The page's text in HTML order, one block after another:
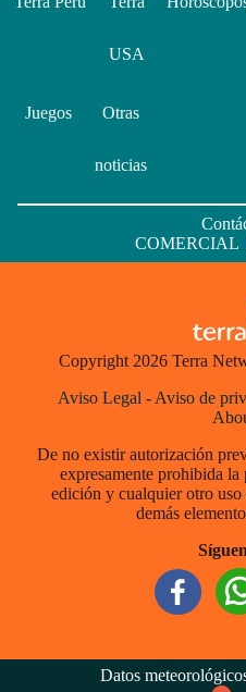
USA
Juegos Otras
noticias
COMERCIAL
Copyright 2026 Terra
Aviso Legal - Aviso de
De no existir autorización
expresamente prohibida
edición y cualquier otro uso
demás
Datos